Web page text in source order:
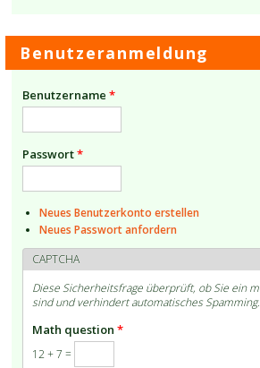
Benutzeranmeldung
Benutzername*
Passwort*
Neues Benutzerkonto erstellen
Neues Passwort anfordern
CAPTCHA
Diese Sicherheitsfrage überprüft, ob Sie ein
sind und verhindert automatisches Spamming.
Math question*
12 + 7 =